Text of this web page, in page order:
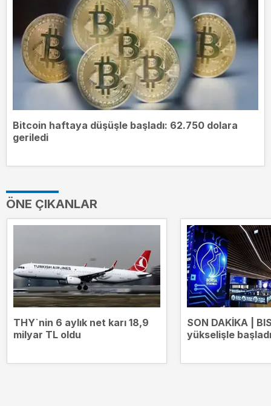
Bitcoin haftaya düşüşle başladı: 62.750 dolara
geriledi
ÖNE ÇIKANLAR
THY`nin 6 aylık net karı 18,9
milyar TL oldu
SON DAKİKA |
yükselişle